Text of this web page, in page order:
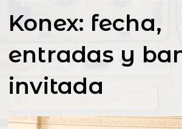
Konex: fecha,
entradas y
invitada